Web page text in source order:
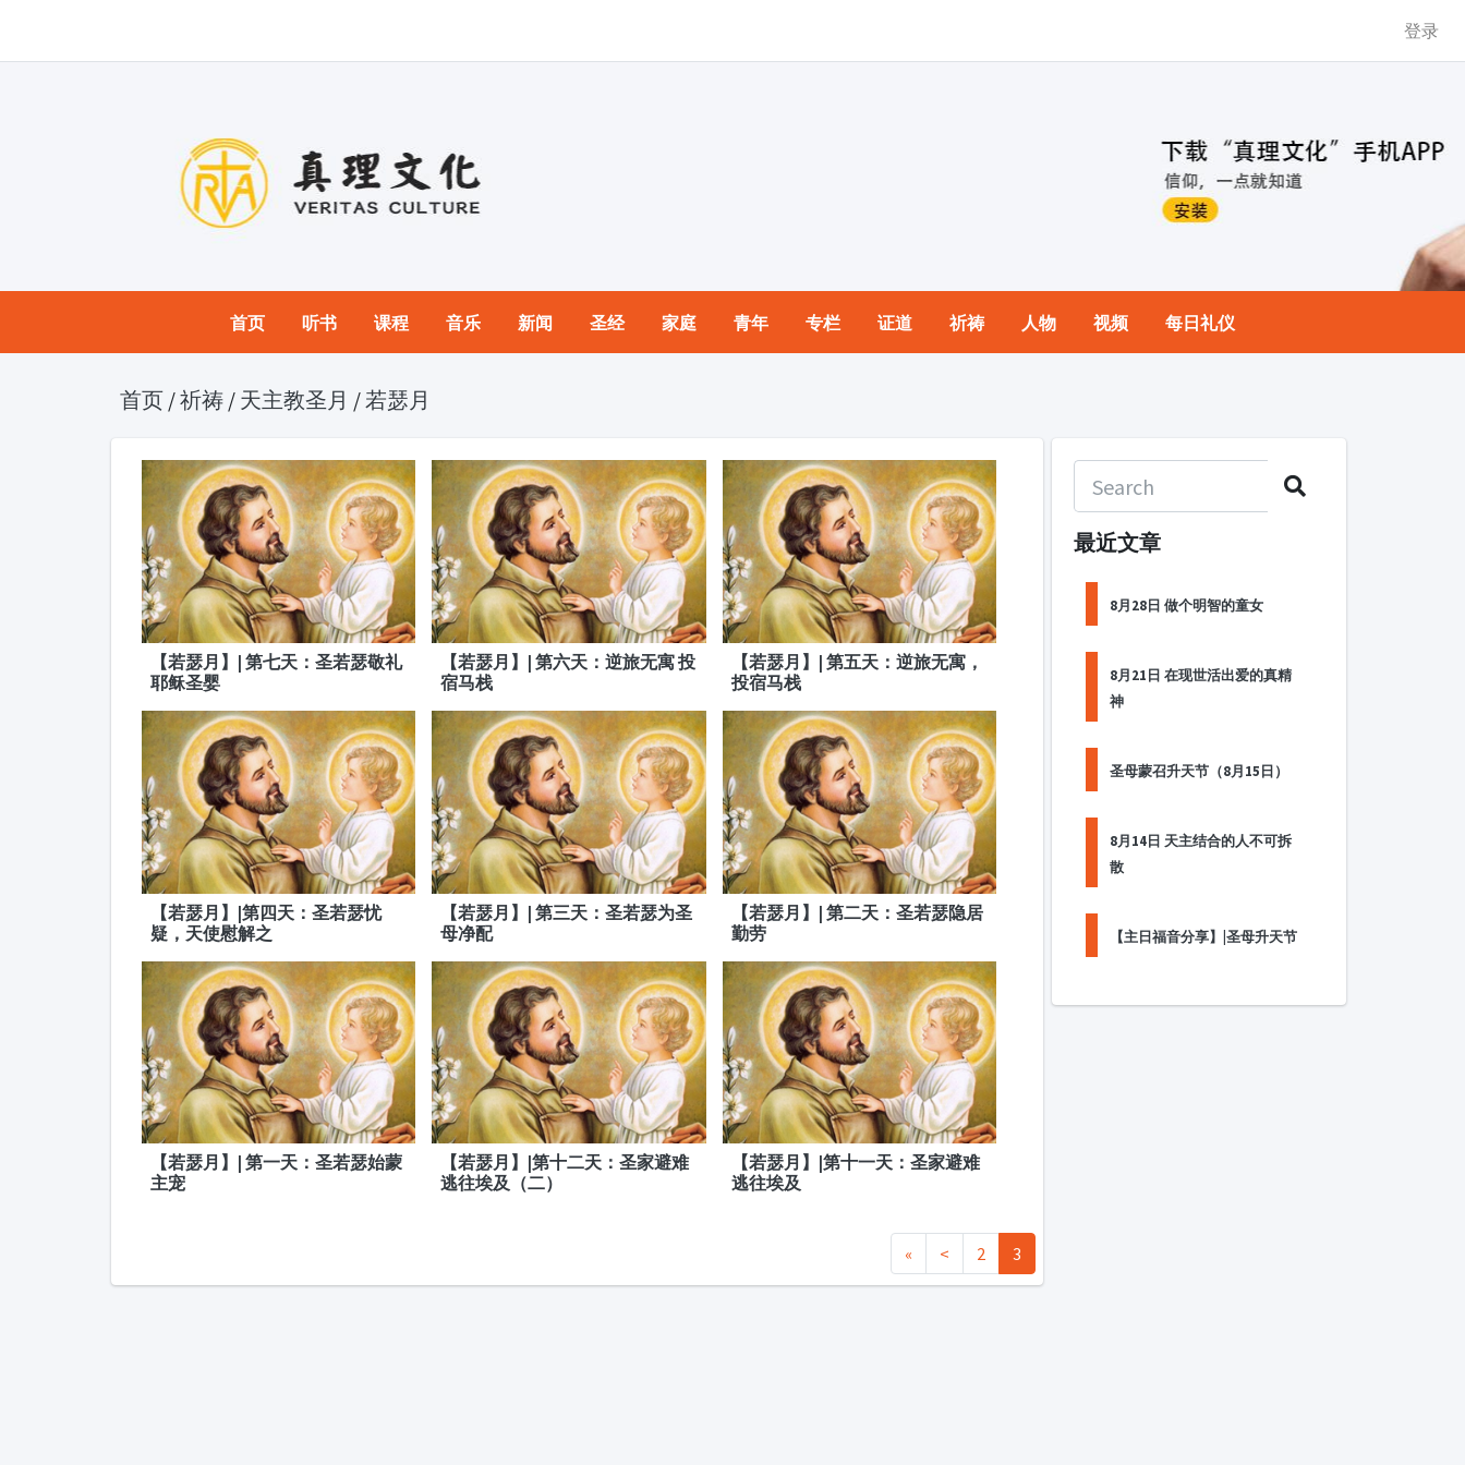
登录
首页 听书 课程 音乐 新闻 圣经 家庭 青年 专栏 证道 祈祷 人物 视频 每日礼仪
首页 /祈祷 / 天主教圣月 /若瑟月
【若瑟月】| 第七天：圣若瑟敬礼
耶稣圣婴
【若瑟月】| 第六天：逆旅无寓 投
宿马栈
【若瑟月】| 第五天：逆旅无寓，
投宿马栈
【若瑟月】|第四天：圣若瑟忧
疑，天使慰解之
【若瑟月】| 第三天：圣若瑟为圣
母净配
【若瑟月】| 第二天：圣若瑟隐居
勤劳
【若瑟月】| 第一天：圣若瑟始蒙
主宠
【若瑟月】|第十二天：圣家避难
逃往埃及（二）
【若瑟月】|第十一天：圣家避难
逃往埃及
« < 2 3
最近文章
8月28日 做个明智的童女
8月21日 在现世活出爱的真精
神
圣母蒙召升天节（8月15日）
8月14日 天主结合的人不可拆
散
【主日福音分享】|圣母升天节